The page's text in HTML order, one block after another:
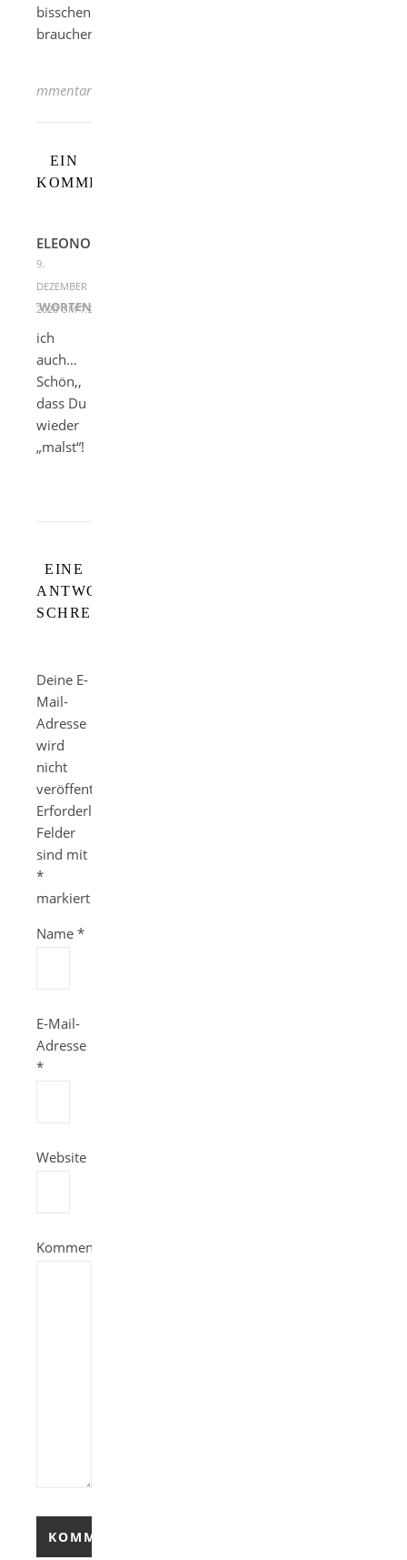
bisschen
brauchen.
1 Kommentar
EIN
KOMMENTAR
ELEONORE
9.
DEZEMBER
2020 UM 7:29
ANTWORTEN
ich
auch…
Schön,,
dass Du
wieder
„malst“!
EINE
ANTWORT
SCHREIBEN
Deine E-
Mail-
Adresse
wird
nicht
veröffentlicht.
Erforderliche
Felder
sind mit
*
markiert
Name *
E-Mail-
Adresse
*
Website
Kommentar